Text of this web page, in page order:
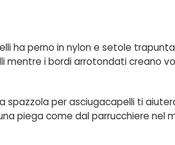
ha perno in nylon e setole
mentre i bordi arrotondati creano
spazzola per asciugacapelli ti
piega come dal parrucchiere nel